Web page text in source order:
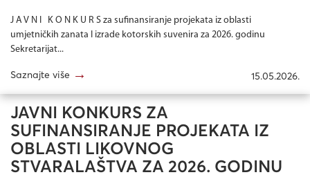
J A V N I K O N K U R S za sufinansiranje projekata iz oblasti
umjetničkih zanata I izrade kotorskih suvenira za 2026. godinu
Sekretarijat...
Saznajte više → 15.05.2026.
JAVNI KONKURS ZA
SUFINANSIRANJE PROJEKATA IZ
OBLASTI LIKOVNOG
STVARALAŠTVA ZA 2026. GODINU